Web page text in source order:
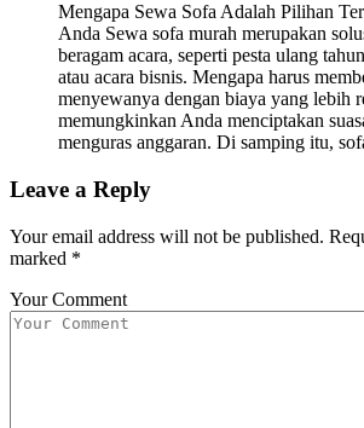
Mengapa Sewa Sofa Adalah Pilihan
Anda Sewa sofa murah merupakan
beragam acara, seperti pesta ulang
atau acara bisnis. Mengapa harus
menyewanya dengan biaya yang lebih
memungkinkan Anda menciptakan
menguras anggaran. Di samping itu,
Leave a Reply
Your email address will not be published.
marked *
Your Comment